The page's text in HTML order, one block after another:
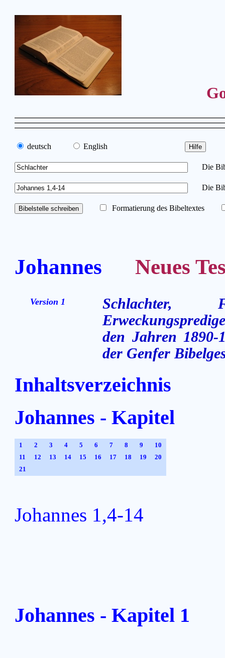
deutsch English
Die
Die
Formatierung des Bibeltextes
Johannes Neues
Version 1
Schlachter,
den Jahren 1890-
der Genfer
Inhaltsverzeichnis
Johannes - Kapitel
1 2 3 4 5 6 7 8 9
10
11
12 13 14 15 16 17 18 19
20
21
Johannes 1,4-14
Johannes - Kapitel 1